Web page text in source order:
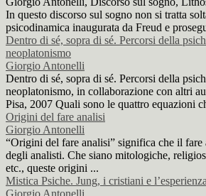
In questo discorso sul sogno non si tratta
psicodinamica inaugurata da Freud e
Dentro di sé, sopra di sé. Percorsi della
neoplatonismo
Giorgio Antonelli
Dentro di sé, sopra di sé. Percorsi della
neoplatonismo, in collaborazione con altri
Pisa, 2007 Quali sono le quattro equazioni
Origini del fare analisi
Giorgio Antonelli
“Origini del fare analisi” significa che il fare
degli analisti. Che siano mitologiche,
etc., queste origini ...
Mistica Psiche. Jung, i cristiani e
Giorgio Antonelli